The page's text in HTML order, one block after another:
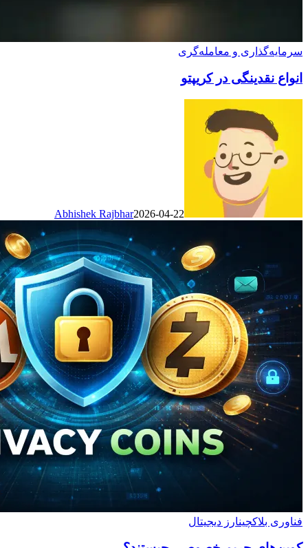
سرمایه‌گذاری و معامله‌گری
انواع نقدینگی در کریپتو
Abhishek Rajbhar2026-04-22
فناوری بلاکچینارز دیجیتال